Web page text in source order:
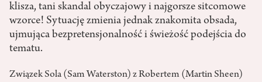
klisza, tani skandal obyczajowy i najgorsze sitcomowe
wzorce! Sytuację zmienia jednak znakomita obsada,
ujmująca bezpretensjonalność i świeżość podejścia do
tematu.
Związek Sola (Sam Waterston) z Robertem (Martin Sheen)